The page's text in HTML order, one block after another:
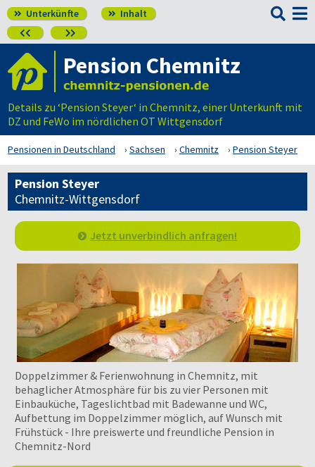
 Unterkünfte  Inhalt
 

Pension Chemnitz
Details zu ‘Pension Steyer‘ in Chemnitz, einer Unterkunft mit
DZ und FeWo im nördlichen OT Wittgensdorf
Pensionen in Deutschland Sachsen Chemnitz Pension Steyer
Pension Steyer
Chemnitz-Wittgensdorf
Jetzt unverbindlich anfragen!
Doppelzimmer & Ferienwohnung in Chemnitz, mit
behaglicher Atmosphäre für bis zu vier Personen mit
Einbauküche, Tageslichtbad mit Badewanne und WC,
Aufbettung im Doppelzimmer möglich, auf Wunsch mit
Frühstück - Ihre preiswerte und freundliche Pension in
Chemnitz-Nord